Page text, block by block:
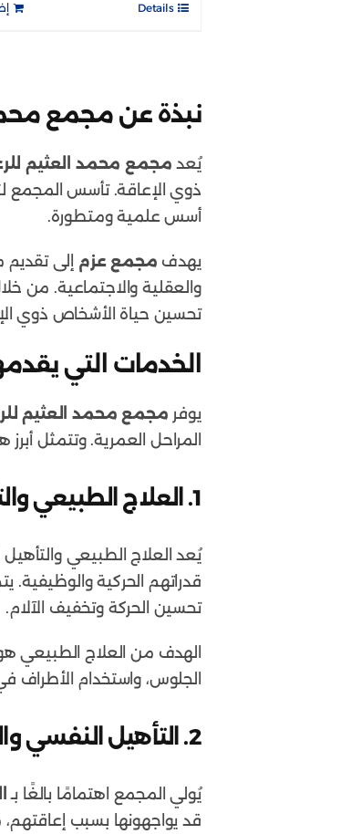
Details
نبذة عن مجمع محمد
يُعد مجمع محمد العثيم
ذوي الإعاقة. تأسس المجمع
أسس علمية ومتطورة.
يهدف مجمع عزم إلى
والعقلية والاجتماعية. من
تحسين حياة الأشخاص ذوي
الخدمات التي
يوفر مجمع محمد العثيم
المراحل العمرية. وتتمثل
1. العلاج الطبيعي والتأهيل الحركي
يُعد العلاج الطبيعي
قدراتهم الحركية والوظيفية.
تحسين الحركة وتخفيف الآلام.
الهدف من العلاج الطبيعي هو
الجلوس، واستخدام الأطراف
2. التأهيل النفسي والعلاج السلوكي
يُولي المجمع اهتمامًا بالغًا بـ
قد يواجهونها بسبب